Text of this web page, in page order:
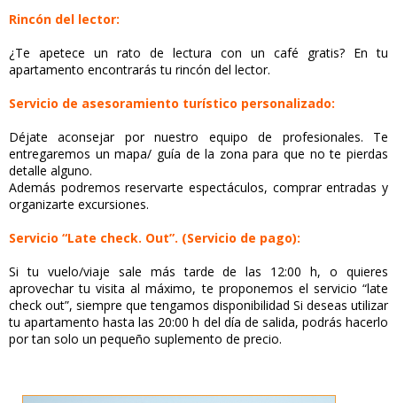
Rincón del lector:
¿Te apetece un rato de lectura con un café gratis? En tu
apartamento encontrarás tu rincón del lector.
Servicio de asesoramiento turístico personalizado:
Déjate aconsejar por nuestro equipo de profesionales. Te
entregaremos un mapa/ guía de la zona para que no te pierdas
detalle alguno.
Además podremos reservarte espectáculos, comprar entradas y
organizarte excursiones.
Servicio “Late check. Out”. (Servicio de pago):
Si tu vuelo/viaje sale más tarde de las 12:00 h, o quieres
aprovechar tu visita al máximo, te proponemos el servicio “late
check out”, siempre que tengamos disponibilidad Si deseas utilizar
tu apartamento hasta las 20:00 h del día de salida, podrás hacerlo
por tan solo un pequeño suplemento de precio.